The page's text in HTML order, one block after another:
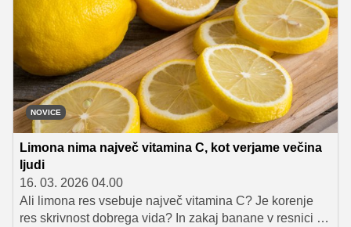
NOVICE
Limona nima največ vitamina C, kot verjame večina
ljudi
16. 03. 2026 04.00
Ali limona res vsebuje največ vitamina C? Je korenje
res skrivnost dobrega vida? In zakaj banane v resnici ne